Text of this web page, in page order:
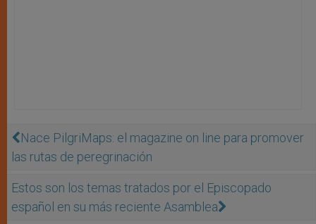
Nace PilgriMaps: el magazine on line para promover
las rutas de peregrinación
Estos son los temas tratados por el Episcopado
español en su más reciente Asamblea